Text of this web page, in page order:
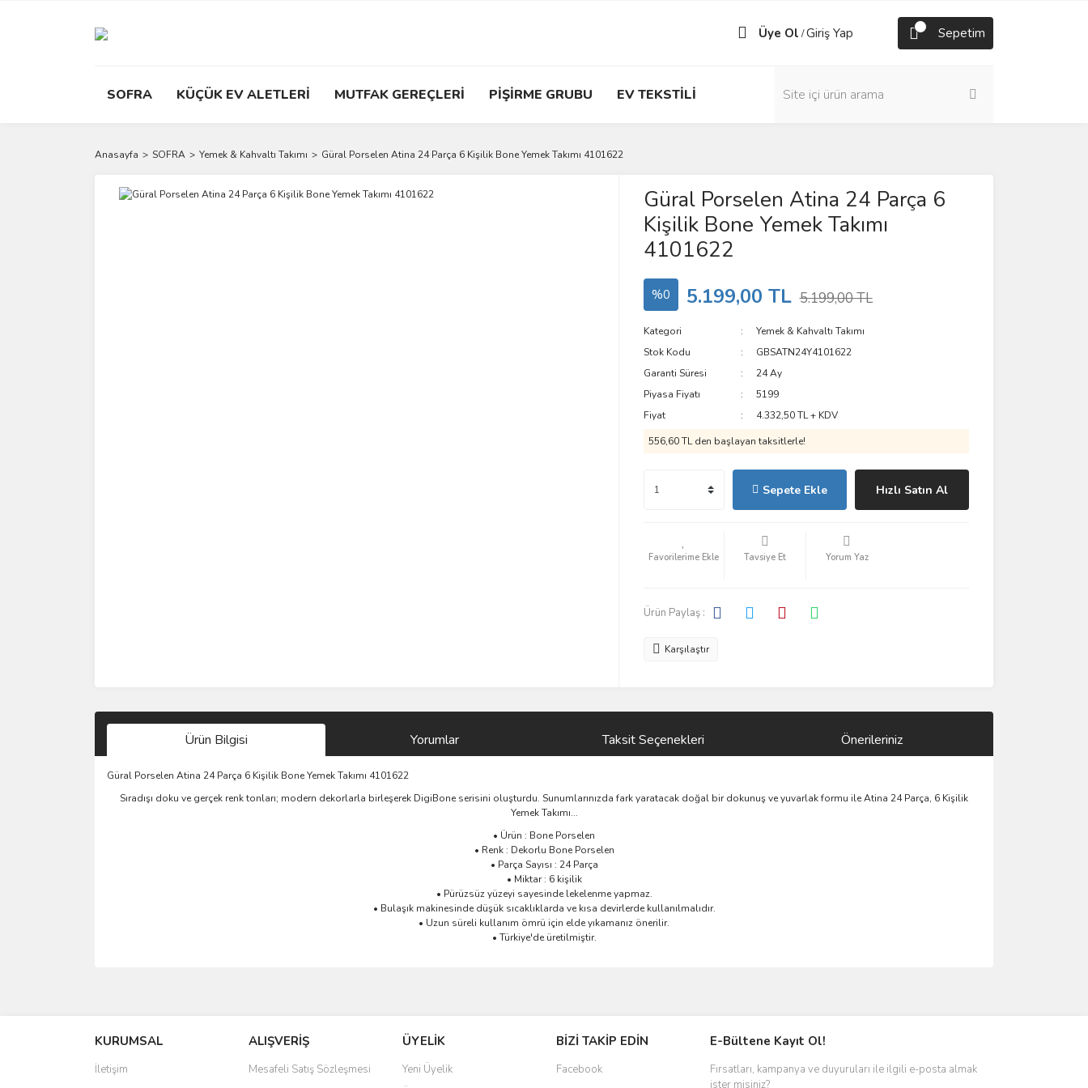
Üye Ol /Giriş Yap Sepetim
SOFRA KÜÇÜK EV ALETLERİ MUTFAK GEREÇLERİ PİŞİRME GRUBU EV TEKSTİLİ
Anasayfa SOFRA Yemek & Kahvaltı Takımı Güral Porselen Atina 24 Parça 6 Kişilik Bone Yemek Takımı 4101622
Güral Porselen Atina 24 Parça 6
Kişilik Bone Yemek Takımı
4101622
%0 5.199,00 TL 5.199,00 TL
Kategori
Yemek & Kahvaltı Takımı
Stok Kodu
GBSATN24Y4101622
Garanti Süresi
24 Ay
Piyasa Fiyatı
5199
Fiyat
4.332,50 TL + KDV
556,60 TL den başlayan taksitlerle!
Sepete Ekle Hızlı Satın Al
Tavsiye Et Yorum Yaz
Ürün Paylaş :
Karşılaştır
Ürün Bilgisi Yorumlar Taksit Seçenekleri Önerileriniz
Güral Porselen Atina 24 Parça 6 Kişilik Bone Yemek Takımı 4101622
Sıradışı doku ve gerçek renk tonları; modern dekorlarla birleşerek DigiBone serisini oluşturdu. Sunumlarınızda fark yaratacak doğal bir dokunuş ve yuvarlak formu ile Atina 24 Parça, 6 Kişilik
Yemek Takımı...
• Ürün : Bone Porselen
• Renk : Dekorlu Bone Porselen
• Parça Sayısı : 24 Parça
• Miktar : 6 kişilik
• Pürüzsüz yüzeyi sayesinde lekelenme yapmaz.
• Bulaşık makinesinde düşük sıcaklıklarda ve kısa devirlerde kullanılmalıdır.
• Uzun süreli kullanım ömrü için elde yıkamanız önerilir.
• Türkiye'de üretilmiştir.
Ürün resmi kalitesiz, bozuk veya görüntülenemiyor.
Ürün açıklamasında eksik bilgiler bulunuyor.
KURUMSAL
İletişim
ALIŞVERİŞ
Mesafeli Satış Sözleşmesi
ÜYELİK
Yeni Üyelik
BİZİ TAKİP EDİN
Facebook
E-Bültene Kayıt Ol!
Fırsatları, kampanya ve duyuruları ile ilgili e-posta almak
ister misiniz?